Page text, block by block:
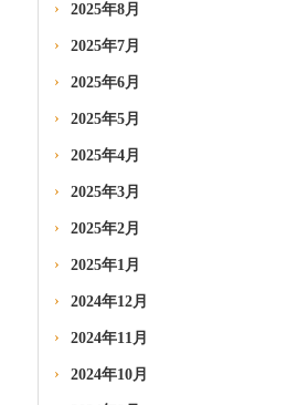
2025年8月
2025年7月
2025年6月
2025年5月
2025年4月
2025年3月
2025年2月
2025年1月
2024年12月
2024年11月
2024年10月